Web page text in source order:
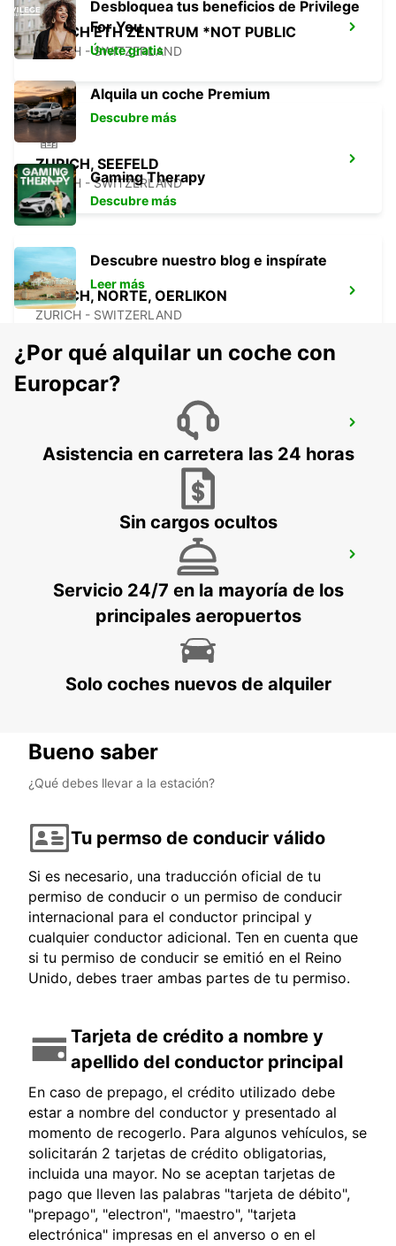
ZURICH ETH ZENTRUM *NOT PUBLIC
ZURICH - SWITZERLAND
ZURICH, SEEFELD
ZURICH - SWITZERLAND
ZURICH, NORTE, OERLIKON
ZURICH - SWITZERLAND
DUEBENDORF, AMAG
DUEBENDORF - SWITZERLAND
ZURICH AEROPUERTO KLOTEN
ZURICH - SWITZERLAND
Desbloquea tus beneficios de Privilege
For You
Únete gratis
Alquila un coche Premium
Descubre más
Gaming Therapy
Descubre más
Descubre nuestro blog e inspírate
Leer más
¿Por qué alquilar un coche con
Europcar?
Asistencia en carretera las 24 horas
Sin cargos ocultos
Servicio 24/7 en la mayoría de los
principales aeropuertos
Solo coches nuevos de alquiler
Bueno saber
¿Qué debes llevar a la estación?
Tu permso de conducir válido
Si es necesario, una traducción oficial de tu
permiso de conducir o un permiso de conducir
internacional para el conductor principal y
cualquier conductor adicional. Ten en cuenta que
si tu permiso de conducir se emitió en el Reino
Unido, debes traer ambas partes de tu permiso.
Tarjeta de crédito a nombre y
apellido del conductor principal
En caso de prepago, el crédito utilizado debe
estar a nombre del conductor y presentado al
momento de recogerlo. Para algunos vehículos, se
solicitarán 2 tarjetas de crédito obligatorias,
incluida una mayor. No se aceptan tarjetas de
pago que lleven las palabras "tarjeta de débito",
"prepago", "electron", "maestro", "tarjeta
electrónica" impresas en el anverso o en el